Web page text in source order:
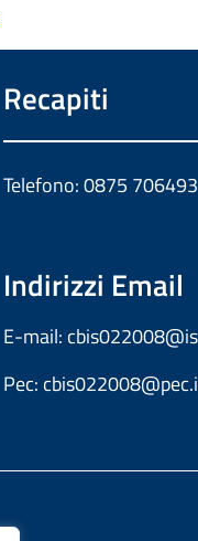
Recapiti
Telefono: 0875 706493
Indirizzi Email
E-mail:
Pec: